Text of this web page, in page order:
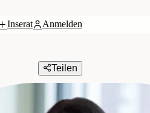
Inserat
Anmelden
Teilen